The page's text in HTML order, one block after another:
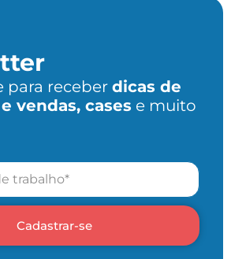
→
para receber dicas de
vendas, cases e muito
Cadastrar-se